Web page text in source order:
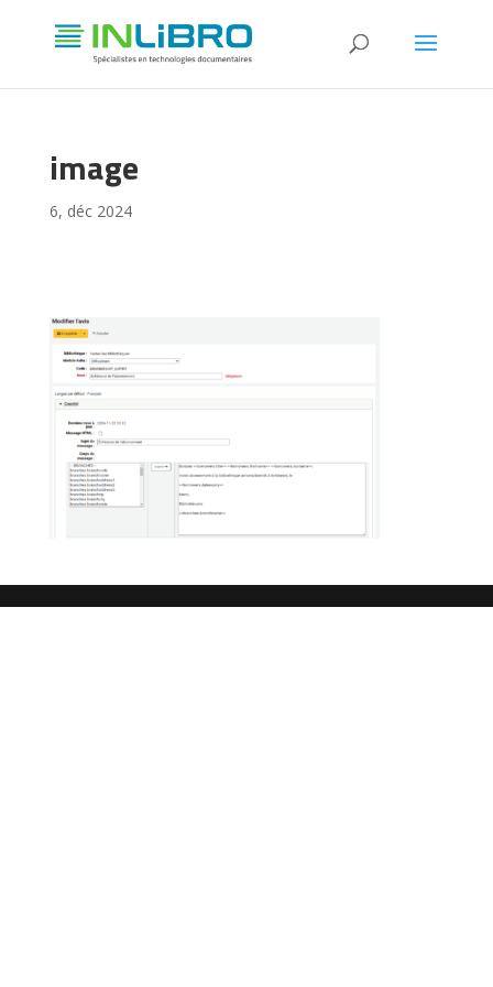
image
6, déc 2024